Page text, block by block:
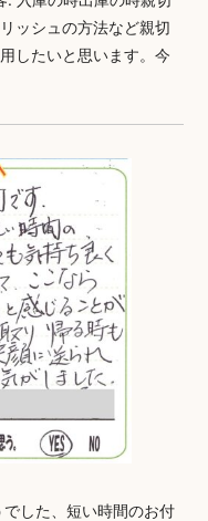
ッシュの方法など親切
したいと思います。今
した、短い時間のお付